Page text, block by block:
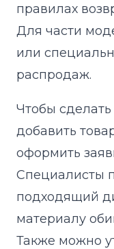
правилах
Для части
или
распродаж.
Чтобы сделать
добавить
оформить
Специалисты
подходящий
материалу
Также можно